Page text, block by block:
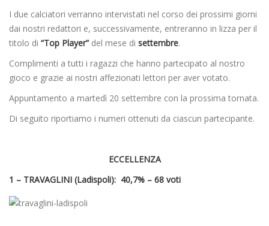
I due calciatori verranno intervistati nel corso dei prossimi giorni
dai nostri redattori e, successivamente, entreranno in lizza per il
titolo di “Top Player” del mese di settembre.
Complimenti a tutti i ragazzi che hanno partecipato al nostro
gioco e grazie ai nostri affezionati lettori per aver votato.
Appuntamento a martedì 20 settembre con la prossima tornata.
Di seguito riportiamo i numeri ottenuti da ciascun partecipante.
ECCELLENZA
1 – TRAVAGLINI (Ladispoli): 40,7% – 68 voti